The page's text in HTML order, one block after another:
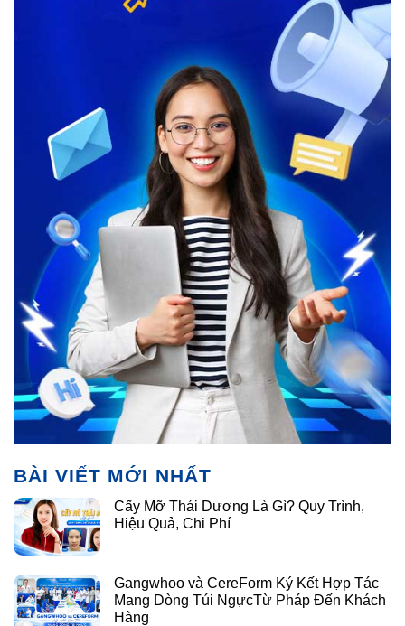
BÀI VIẾT MỚI NHẤT
Cấy Mỡ Thái Dương Là Gì? Quy Trình,
Hiệu Quả, Chi Phí
Gangwhoo và CereForm Ký Kết Hợp Tác
Mang Dòng Túi NgựcTừ Pháp Đến Khách
Hàng